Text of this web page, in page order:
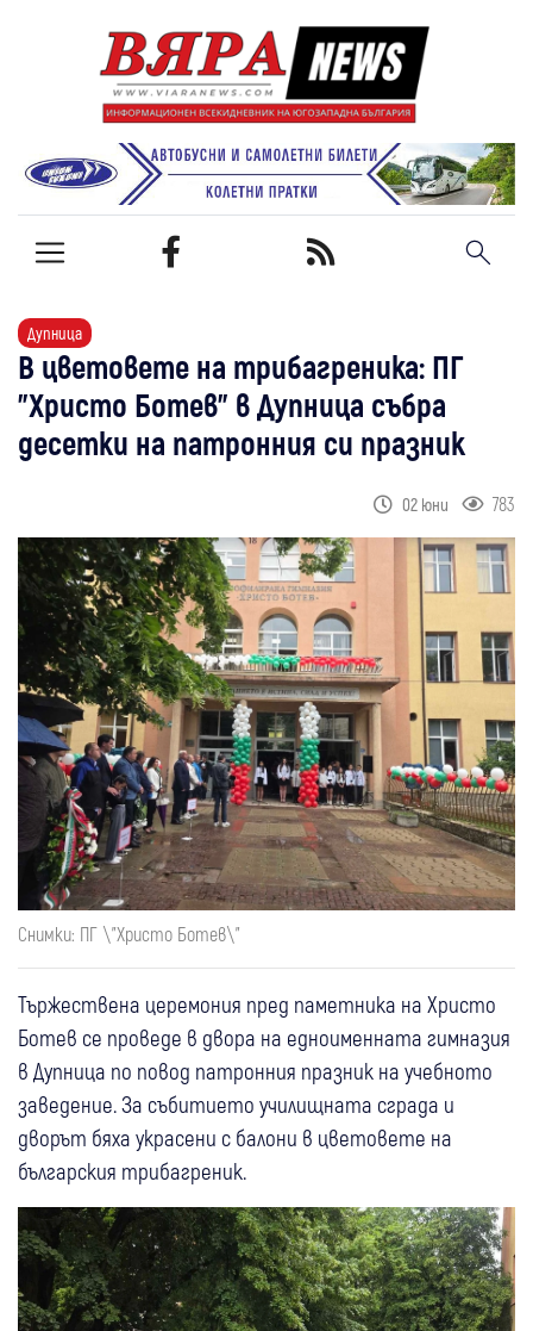
Дупница
В цветовете на трибагреника: ПГ
"Христо Ботев" в Дупница събра
десетки на патронния си празник
02 юни 783
Снимки: ПГ \"Христо Ботев\"
Тържествена церемония пред паметника на Христо
Ботев се проведе в двора на едноименната гимназия
в Дупница по повод патронния празник на учебното
заведение. За събитието училищната сграда и
дворът бяха украсени с балони в цветовете на
българския трибагреник.